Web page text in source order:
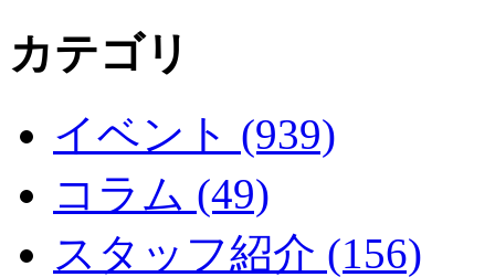
カテゴリ
イベント (939)
コラム (49)
スタッフ紹介 (156)